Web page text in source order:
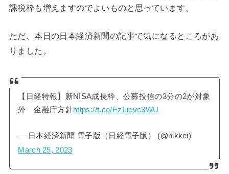
課税枠も増えますのでよいものと思っています。
ただ、本日の日本経済新聞の記事で気になるところがあ
りました。
【日経特報】新NISA成長枠、公募投信の3分の2が対象
外 金融庁方針https://t.co/EzIuevc3WU
— 日本経済新聞 電子版（日経電子版） (@nikkei)
March 25, 2023